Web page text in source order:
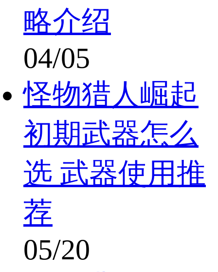
略介绍
04/05
怪物猎人崛起
初期武器怎么
选 武器使用推
荐
05/20